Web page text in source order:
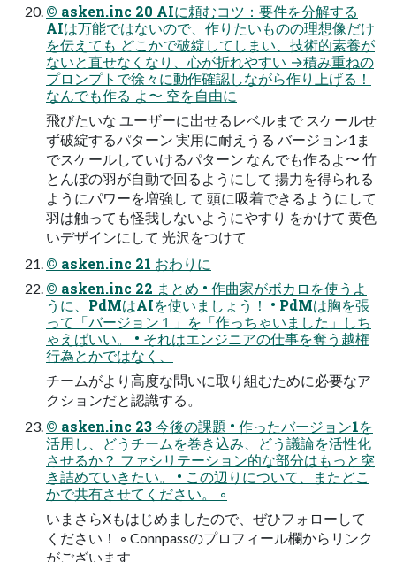
© asken.inc 20 AIに頼むコツ：要件を分解する
AIは万能ではないので、作りたいものの理想像だけ
を伝えても どこかで破綻してしまい、技術的素養が
ないと直せなくなり、心が折れやすい →積み重ねの
プロンプトで徐々に動作確認しながら作り上げる！
なんでも作る よ〜 空を自由に
飛びたいな ユーザーに出せるレベルまで スケールせ
ず破綻するパターン 実用に耐えうる バージョン1ま
でスケールしていけるパターン なんでも作るよ〜 竹
とんぼの羽が自動で回るようにして 揚力を得られる
ようにパワーを増強し て 頭に吸着できるようにして
羽は触っても怪我しないようにやすり をかけて 黄色
いデザインにして 光沢をつけて
© asken.inc 21 おわりに
© asken.inc 22 まとめ • 作曲家がボカロを使うよ
うに、PdMはAIを使いましょう！ • PdMは胸を張
って「バージョン１」を「作っちゃいました」しち
ゃえばいい。 • それはエンジニアの仕事を奪う越権
行為とかではなく、
チームがより高度な問いに取り組むために必要なア
クションだと認識する。
© asken.inc 23 今後の課題 • 作ったバージョン1を
活用し、どうチームを巻き込み、どう議論を活性化
させるか？ ファシリテーション的な部分はもっと突
き詰めていきたい。 • この辺りについて、またどこ
かで共有させてください。 ◦
いまさらXもはじめましたので、ぜひフォローして
ください！ ◦ Connpassのプロフィール欄からリンク
がございます